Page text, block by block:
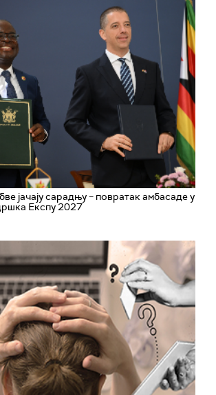
јачају сарадњу – повратак амбасаде у
Експу 2027